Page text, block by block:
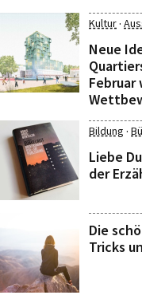
Kultur·
Neue
Februar
Bildung ·
Liebe
der
Die
Tricks